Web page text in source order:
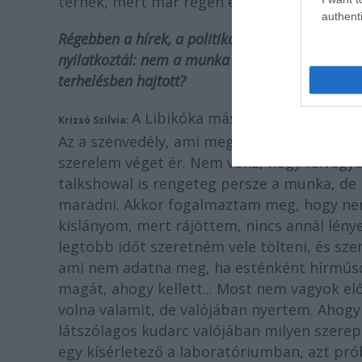
Régebben a hírek, a politika világa kívánt
nyilatkoztál: nem a munka a legfontosabb.
terhelésben hajtott?
Krizsó Szilvia: A Libikóka másként motivál,
Az a szenvedély, ami megvolt bennem a
szerelem véget ér. Nem vonz, hogy
talkshowal is rengeteg persze a munka,
maradni. Akkor fogalmaztam meg, hogy
kislányom, mert rájöttem, nincs annál
legtöbb időt szeretném vele tölteni, és
ami nem adatna meg, ha esténként
magát, ahogy kellett... Most nem vagyok
volna valamit, de valójában nyertem.
látszólagos kudarc valójában milyen
egy kísérletező a laboratóriumban, azt